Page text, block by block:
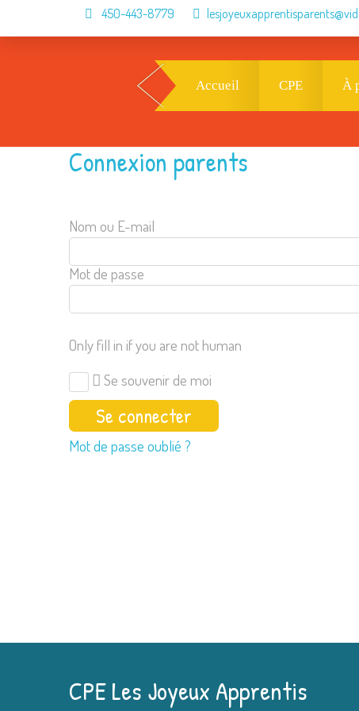
450-443-8779
Accueil CPE À
Connexion parents
Nom ou E-mail
Mot de passe
Only fill in if you are not human
Se souvenir de moi
Mot de passe oublié ?
CPE Les Joyeux Apprentis